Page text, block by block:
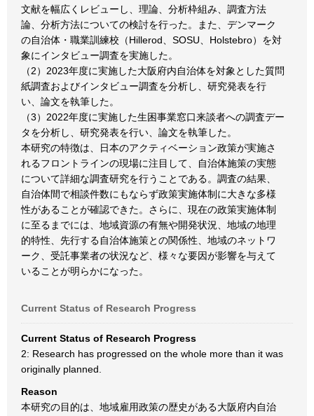
文献を幅広くレビューし、理論、分析枠組み、調査方法
論、分析方法についての検討を行った。また、デンマーク
の自治体・職業訓練校（Hillerod、SOSU、Holstebro）を対
象にインタビュー調査を実施した。
（2）2023年度に実施した大阪府内自治体を対象とした質問
紙調査およびインタビュー調査を分析し、研究発表を行
い、論文を執筆した。
（3）2022年度に実施した生困事業窓口来談者への調査デー
タを分析し、研究発表を行い、論文を執筆した。
本研究の特徴は、日本のアクティベーション政策が実施さ
れるフロントラインの現場に注目して、自治体施策の実態
について詳細な調査研究を行うことである。調査の結果、
自治体間で相談件数にもならず政策実施体制に大きな多様
性があることが確認できた。さらに、現在の政策実施体制
に至るまでには、地域資源の有無や開発状況、地域の地理
的特性、先行する自治体施策との関係性、地域のネットワ
ーク、受託事業者の状況など、様々な要因が影響を与えて
いることが明らかになった。
Current Status of Research Progress
Current Status of Research Progress
2: Research has progressed on the whole more than it was
originally planned.
Reason
本研究の目的は、地域雇用政策の歴史がある大阪府内自治